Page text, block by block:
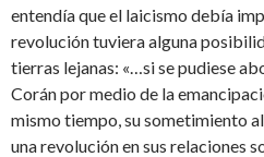
entendía que el laicismo debía
revolución tuviera alguna
tierras lejanas: «…si se pudiese
Corán por medio de la
mismo tiempo, su sometimiento
una revolución en sus relaciones